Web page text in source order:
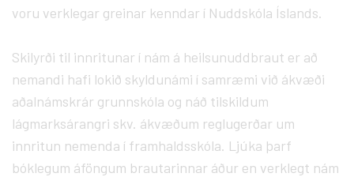
voru verklegar greinar kenndar í Nuddskóla Íslands.
Skilyrði til innritunar í nám á heilsunuddbraut er að
nemandi hafi lokið skyldunámi í samræmi við ákvæði
aðalnámskrár grunnskóla og náð tilskildum
lágmarksárangri skv. ákvæðum reglugerðar um
innritun nemenda í framhaldsskóla. Ljúka þarf
bóklegum áföngum brautarinnar áður en verklegt nám